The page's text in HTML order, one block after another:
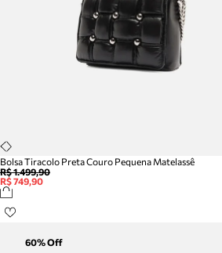
Bolsa Tiracolo Preta Couro Pequena Matelassê
R$ 1.499,90
R$ 749,90
60% Off